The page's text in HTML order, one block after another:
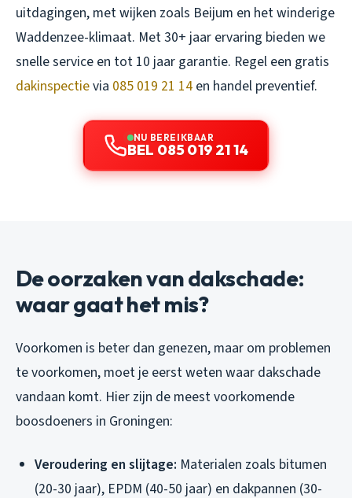
uitdagingen, met wijken zoals Beijum en het winderige
Waddenzee-klimaat. Met 30+ jaar ervaring bieden we
snelle service en tot 10 jaar garantie. Regel een gratis
dakinspectievia 085 019 21 14 en handel preventief.
NU BEREIKBAAR
BEL 085 019 21 14
De oorzaken van dakschade:
waar gaat het mis?
Voorkomen is beter dan genezen, maar om problemen
te voorkomen, moet je eerst weten waar dakschade
vandaan komt. Hier zijn de meest voorkomende
boosdoeners in Groningen:
Veroudering en slijtage: Materialen zoals bitumen
(20-30 jaar), EPDM (40-50 jaar) en dakpannen (30-